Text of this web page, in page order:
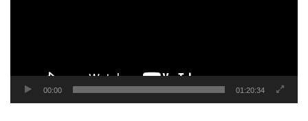
00:00 01:20:34